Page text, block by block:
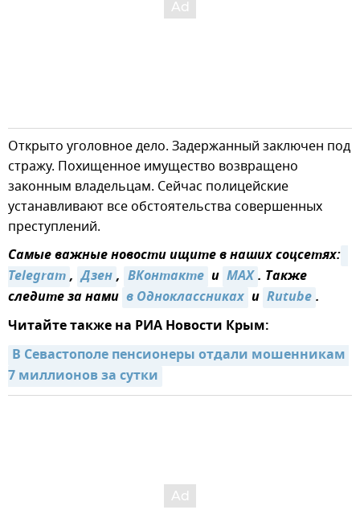
Открыто уголовное дело. Задержанный заключен под
стражу. Похищенное имущество возвращено
законным владельцам. Сейчас полицейские
устанавливают все обстоятельства совершенных
преступлений.
Самые важные новости ищите в наших соцсетях:
Telegram, Дзен, ВКонтакте и MAX. Также
следите за нами в Одноклассниках и Rutube.
Читайте также на РИА Новости Крым:
В Севастополе пенсионеры отдали мошенникам
7 миллионов за сутки